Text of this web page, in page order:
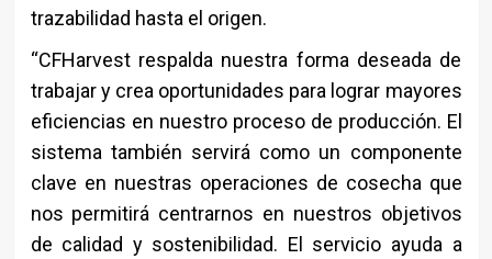
trazabilidad hasta el origen.
“CFHarvest respalda nuestra forma deseada de
trabajar y crea oportunidades para lograr mayores
eficiencias en nuestro proceso de producción. El
sistema también servirá como un componente
clave en nuestras operaciones de cosecha que
nos permitirá centrarnos en nuestros objetivos
de calidad y sostenibilidad. El servicio ayuda a